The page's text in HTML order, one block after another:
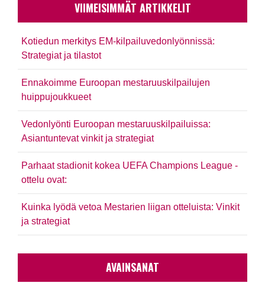
VIIMEISIMMÄT ARTIKKELIT
Kotiedun merkitys EM-kilpailuvedonlyönnissä:
Strategiat ja tilastot
Ennakoimme Euroopan mestaruuskilpailujen
huippujoukkueet
Vedonlyönti Euroopan mestaruuskilpailuissa:
Asiantuntevat vinkit ja strategiat
Parhaat stadionit kokea UEFA Champions League -
ottelu ovat:
Kuinka lyödä vetoa Mestarien liigan otteluista: Vinkit
ja strategiat
AVAINSANAT